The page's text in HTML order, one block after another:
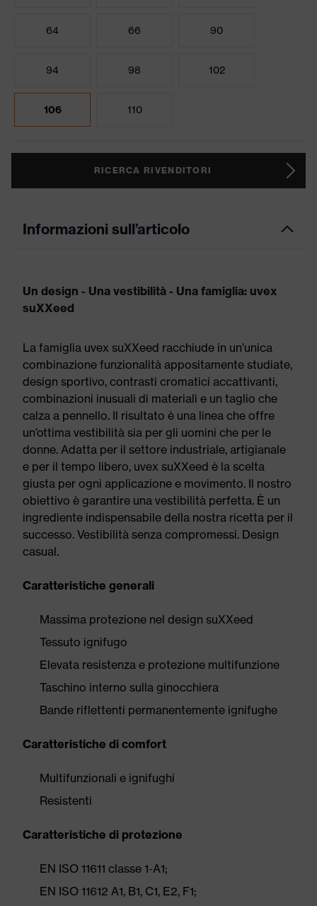
64 66 90
94 98 102
106 110
RICERCA RIVENDITORI
Informazioni sull’articolo
Un design - Una vestibilità - Una famiglia: uvex
suXXeed
La famiglia uvex suXXeed racchiude in un’unica
combinazione funzionalità appositamente studiate,
design sportivo, contrasti cromatici accattivanti,
combinazioni inusuali di materiali e un taglio che
calza a pennello. Il risultato è una linea che offre
un’ottima vestibilità sia per gli uomini che per le
donne. Adatta per il settore industriale, artigianale
e per il tempo libero, uvex suXXeed è la scelta
giusta per ogni applicazione e movimento. Il nostro
obiettivo è garantire una vestibilità perfetta. È un
ingrediente indispensabile della nostra ricetta per il
successo. Vestibilità senza compromessi. Design
casual.
Caratteristiche generali
Massima protezione nel design suXXeed
Tessuto ignifugo
Elevata resistenza e protezione multifunzione
Taschino interno sulla ginocchiera
Bande riflettenti permanentemente ignifughe
Caratteristiche di comfort
Multifunzionali e ignifughi
Resistenti
Caratteristiche di protezione
EN ISO 11611 classe 1-A1;
EN ISO 11612 A1, B1, C1, E2, F1;